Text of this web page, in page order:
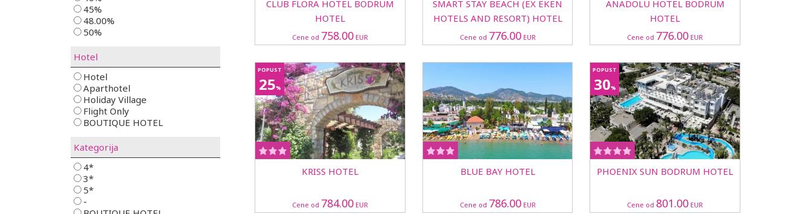
45%
48.00%
50%
Hotel
Hotel
Aparthotel
Holiday Village
Flight Only
BOUTIQUE HOTEL
Kategorija
4*
3*
5*
-
CLUB FLORA HOTEL BODRUM
HOTEL
Cene od 758.00 EUR
SMART STAY BEACH (EX EKEN
HOTELS AND RESORT) HOTEL
Cene od 776.00EUR
ANADOLU HOTEL BODRUM
HOTEL
Cene od 776.00 EUR
POPUST
25%
KRISS HOTEL
Cene od 784.00 EUR
BLUE BAY HOTEL
Cene od 786.00EUR
POPUST
30%
PHOENIX SUN BODRUM HOTEL
Cene od 801.00 EUR